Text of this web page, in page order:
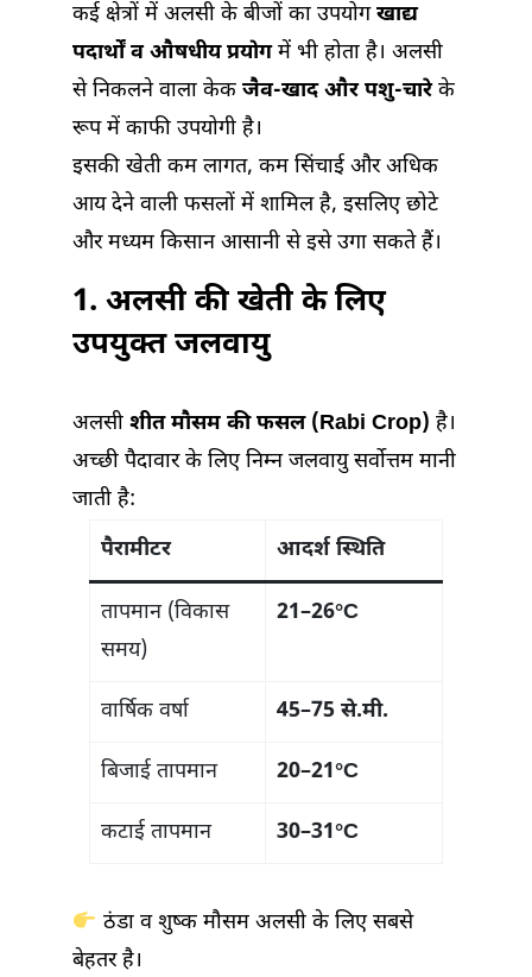
कई क्षेत्रों में अलसी के बीजों का उपयोगखाद्य
पदार्थों व औषधीय प्रयोगमें भी होता है। अलसी
से निकलने वाला केक जैव-खाद और पशु-चारेके
रूप में काफी उपयोगी है।
इसकी खेती कम लागत, कम सिंचाई और अधिक
आय देने वाली फसलों में शामिल है, इसलिए छोटे
और मध्यम किसान आसानी से इसे उगा सकते हैं।
1. अलसी की खेती के लिए
उपयुक्त जलवायु
अलसी शीत मौसम की फसल (Rabi Crop) है।
अच्छी पैदावार के लिए निम्न जलवायु सर्वोत्तम मानी
जाती है:
पैरामीटर
आदर्श स्थिति
तापमान (विकास
समय)
21–26°C
वार्षिक वर्षा 45–75 से.मी.
बिजाई तापमान 20–21°C
कटाई तापमान 30–31°C
ठंडा व शुष्क मौसम अलसी के लिए सबसे
बेहतर है।